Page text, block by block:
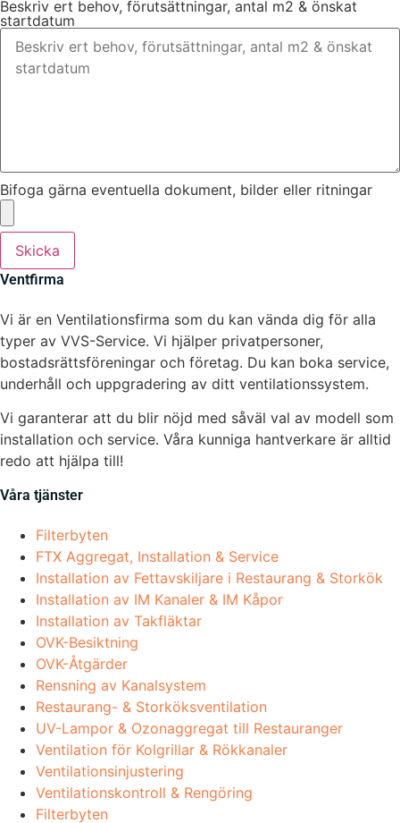
Beskriv ert behov, förutsättningar, antal m2 & önskat
startdatum
Bifoga gärna eventuella dokument, bilder eller ritningar
Skicka
Ventfirma
Vi är en Ventilationsfirma som du kan vända dig för alla
typer av VVS-Service. Vi hjälper privatpersoner,
bostadsrättsföreningar och företag. Du kan boka service,
underhåll och uppgradering av ditt ventilationssystem.
Vi garanterar att du blir nöjd med såväl val av modell som
installation och service. Våra kunniga hantverkare är alltid
redo att hjälpa till!
Våra tjänster
Filterbyten
FTX Aggregat, Installation & Service
Installation av Fettavskiljare i Restaurang & Storkök
Installation av IM Kanaler & IM Kåpor
Installation av Takfläktar
OVK-Besiktning
OVK-Åtgärder
Rensning av Kanalsystem
Restaurang- & Storköksventilation
UV-Lampor & Ozonaggregat till Restauranger
Ventilation för Kolgrillar & Rökkanaler
Ventilationsinjustering
Ventilationskontroll & Rengöring
Filterbyten